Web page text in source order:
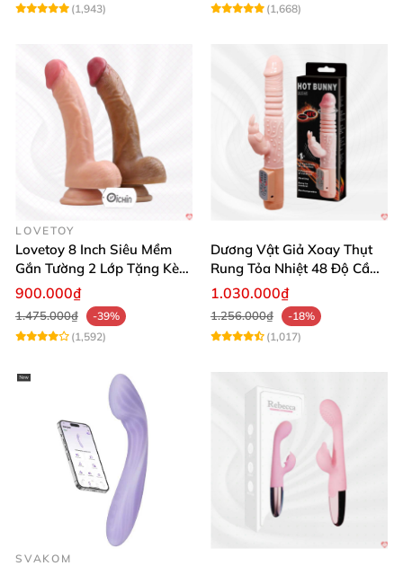
(1,943)
(1,668)
LOVETOY
Lovetoy 8 Inch Siêu Mềm
Gắn Tường 2 Lớp Tặng Kèm
Dầu Massage
900.000₫
1.475.000₫
-39%
(1,592)
Dương Vật Giả Xoay Thụt
Rung Tỏa Nhiệt 48 Độ Cầm
Tay Hot Bunny
1.030.000₫
1.256.000₫
-18%
(1,017)
SVAKOM